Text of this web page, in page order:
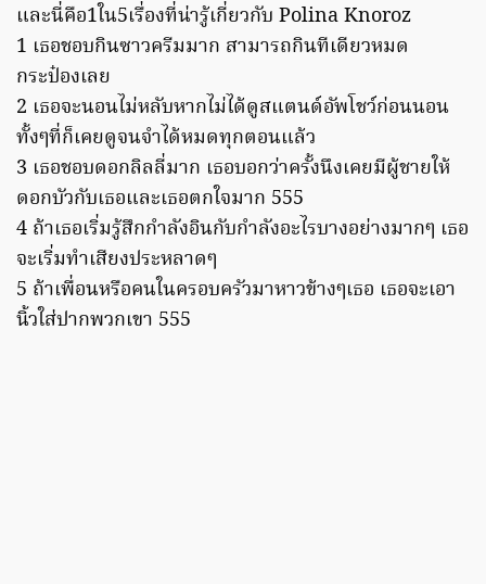
และนี่คือ1ใน5เรื่องที่น่ารู้เกี่ยวกับ Polina Knoroz
1 เธอชอบกินซาวครีมมาก สามารถกินทีเดียวหมด
กระป๋องเลย
2 เธอจะนอนไม่หลับหากไม่ได้ดูสแตนด์อัพโชว์ก่อนนอน
ทั้งๆที่ก็เคยดูจนจำได้หมดทุกตอนแล้ว
3 เธอชอบดอกลิลลี่มาก เธอบอกว่าครั้งนึงเคยมีผู้ชายให้
ดอกบัวกับเธอและเธอตกใจมาก 555
4 ถ้าเธอเริ่มรู้สึกกำลังอินกับกำลังอะไรบางอย่างมากๆ เธอ
จะเริ่มทำเสียงประหลาดๆ
5 ถ้าเพื่อนหรือคนในครอบครัวมาหาวข้างๆเธอ เธอจะเอา
นิ้วใส่ปากพวกเขา 555